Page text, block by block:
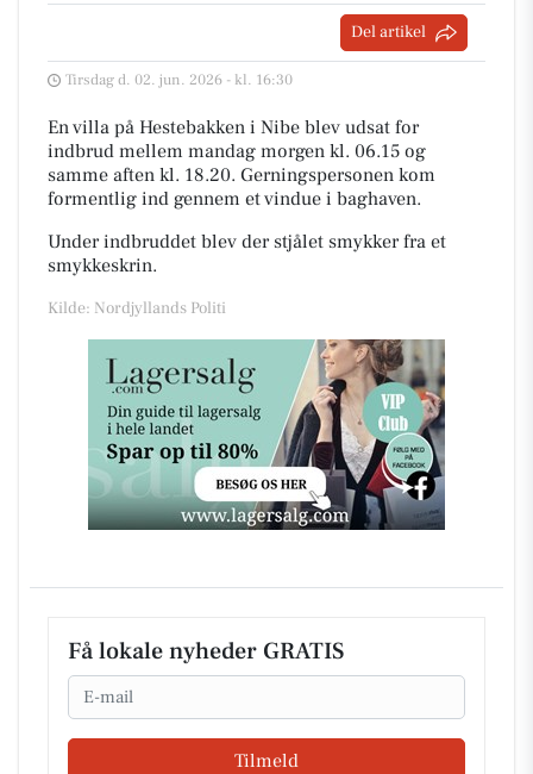
Del artikel
Tirsdag d. 02. jun. 2026 - kl. 16:30
En villa på Hestebakken i Nibe blev udsat for
indbrud mellem mandag morgen kl. 06.15 og
samme aften kl. 18.20. Gerningspersonen kom
formentlig ind gennem et vindue i baghaven.
Under indbruddet blev der stjålet smykker fra et
smykkeskrin.
Kilde: Nordjyllands Politi
Få lokale nyheder GRATIS
Email
Tilmeld